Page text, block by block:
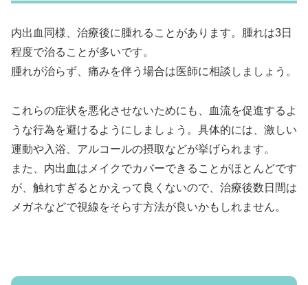
内出血同様、治療後に腫れることがあります。腫れは3日
程度で治ることが多いです。
腫れが治らず、痛みを伴う場合は医師に相談しましょう。
これらの症状を悪化させないためにも、血流を促進するよ
うな行為を避けるようにしましょう。具体的には、激しい
運動や入浴、アルコールの摂取などが挙げられます。
また、内出血はメイクでカバーできることがほとんどです
が、触れすぎるとかえって良くないので、治療後数日間は
メガネなどで視線をそらす方法が良いかもしれません。